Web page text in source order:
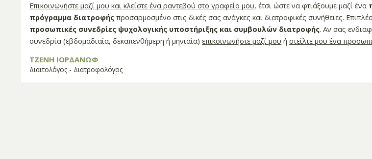
Επικοινωνήστε μαζί μου και κλείστε ένα ραντεβού στο γραφείο μου, έτσι ώστε να φτιάξουμε μαζί ένα
πρόγραμμα διατροφής προσαρμοσμένο στις δικές σας ανάγκες και διατροφικές συνήθειες.
προσωπικές συνεδρίες ψυχολογικής υποστήριξης και συμβουλών διατροφής. Αν σας
συνεδρία (εβδομαδιαία, δεκαπενθήμερη ή μηνιαία)επικοινωνήστε μαζί μου ήστείλτε μου ένα
ΤΖΕΝΗ ΙΟΡΔΑΝΩΦ
Διαιτολόγος - Διατροφολόγος